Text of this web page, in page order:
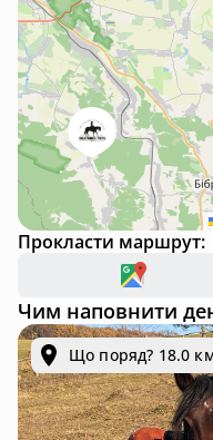
Прокласти маршрут:
Чим наповнити
Що поряд? 18.0